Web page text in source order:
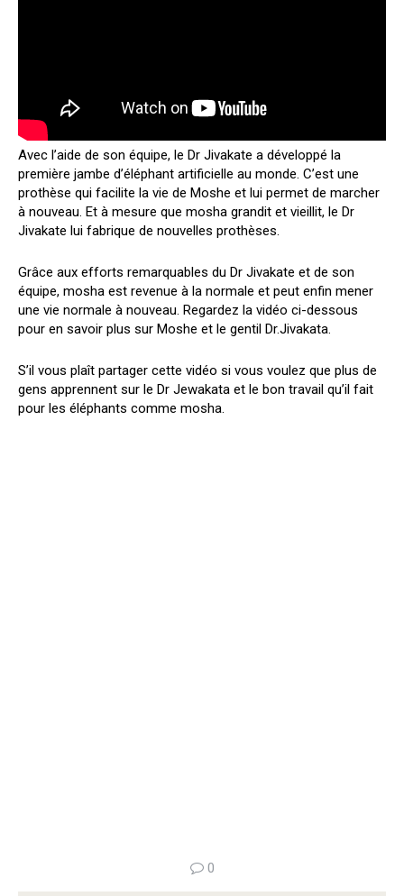
Avec l’aide de son équipe, le Dr Jivakate a développé la
première jambe d’éléphant artificielle au monde. C’est une
prothèse qui facilite la vie de Moshe et lui permet de marcher
à nouveau. Et à mesure que mosha grandit et vieillit, le Dr
Jivakate lui fabrique de nouvelles prothèses.
Grâce aux efforts remarquables du Dr Jivakate et de son
équipe, mosha est revenue à la normale et peut enfin mener
une vie normale à nouveau. Regardez la vidéo ci-dessous
pour en savoir plus sur Moshe et le gentil Dr.Jivakata.
S’il vous plaît partager cette vidéo si vous voulez que plus de
gens apprennent sur le Dr Jewakata et le bon travail qu’il fait
pour les éléphants comme mosha.
0